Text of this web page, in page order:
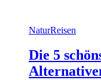
NaturReisen
Die 5